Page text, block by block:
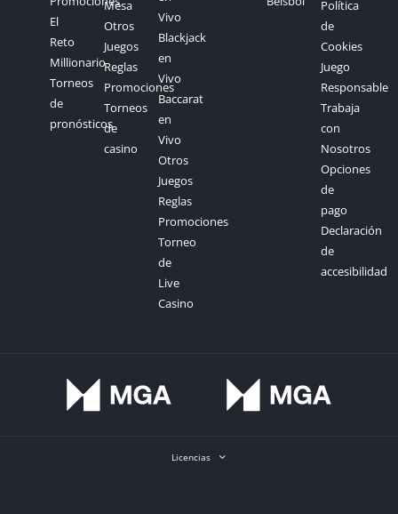
El
Reto
Millionario
Torneos
de
pronósticos
Mesa
Otros
Juegos
Reglas
Promociones
Torneos
de
casino
Vivo
Blackjack
en
Vivo
Baccarat
en
Vivo
Otros
Juegos
Reglas
Promociones
Torneo
de
Live
Casino
Política
de
Cookies
Juego
Responsable
Trabaja
con
Nosotros
Opciones
de
pago
Declaración
de
accesibilidad
Licencias